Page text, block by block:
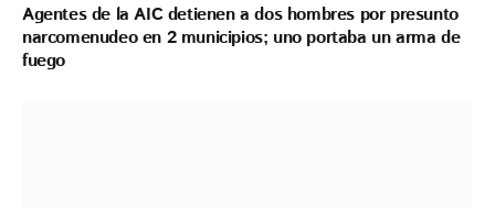
Agentes de la AIC detienen a dos hombres por presunto
narcomenudeo en 2 municipios; uno portaba un arma de
fuego